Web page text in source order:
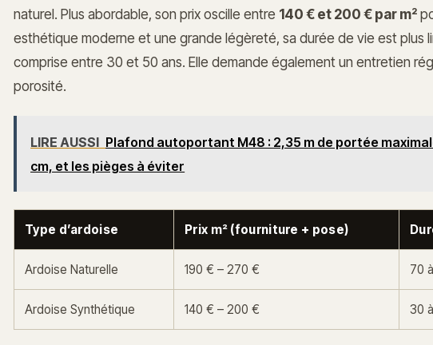
naturel. Plus abordable, son prix oscille entre 140 € et 200 € par m²
esthétique moderne et une grande légèreté, sa durée de vie est plus
comprise entre 30 et 50 ans. Elle demande également un entretien
porosité.
LIRE AUSSI Plafond autoportant M48 : 2,35 m de portée
cm, et les pièges à éviter
Type d’ardoise Prix m² (fourniture + pose)
Ardoise Naturelle 190 € – 270 € 70
Ardoise Synthétique 140 € – 200 € 30